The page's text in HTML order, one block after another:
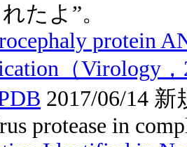
たよ”。
protein
（Virology
2017/06/14
protease in